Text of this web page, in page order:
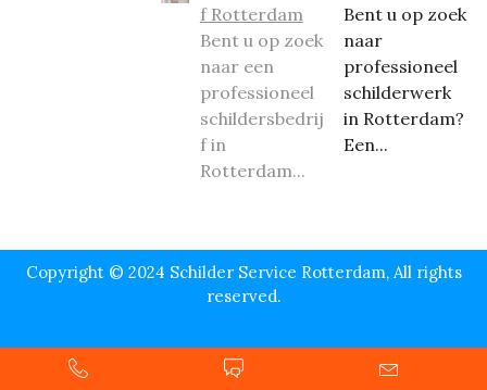
f Rotterdam
Bent u op zoek
naar een
professioneel
schildersbedrij
f in
Rotterdam...
Bent u op zoek
naar
professioneel
schilderwerk
in Rotterdam?
Een...
Copyright © 2024 Schilder Service Rotterdam, All rights
reserved.